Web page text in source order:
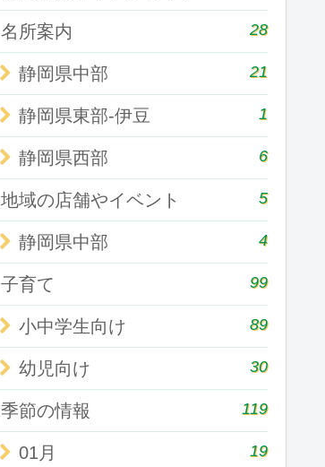
名所案内 28
静岡県中部 21
静岡県東部-伊豆 1
静岡県西部 6
地域の店舗やイベント 5
静岡県中部 4
子育て 99
小中学生向け 89
幼児向け 30
季節の情報 119
01月 19